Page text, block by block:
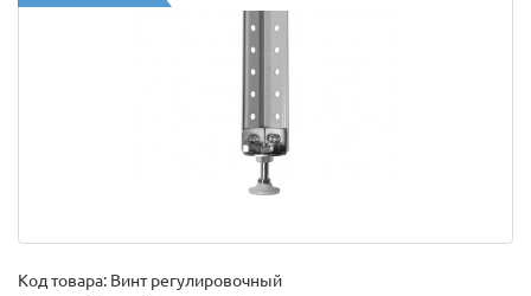
Код товара: Винт регулировочный